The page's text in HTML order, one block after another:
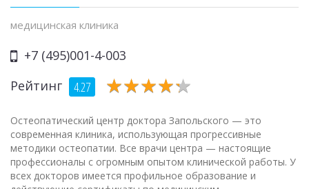
медицинская клиника
+7 (495)001-4-003
Рейтинг
4.27 ★★★★★
★★★★★
Остеопатический центр доктора Запольского — это
современная клиника, использующая прогрессивные
методики остеопатии. Все врачи центра — настоящие
профессионалы с огромным опытом клинической работы. У
всех докторов имеется профильное образование и